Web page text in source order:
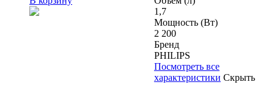
1,7
Мощность (Вт)
2 200
Бренд
PHILIPS
Посмотреть все
характеристики Скрыть